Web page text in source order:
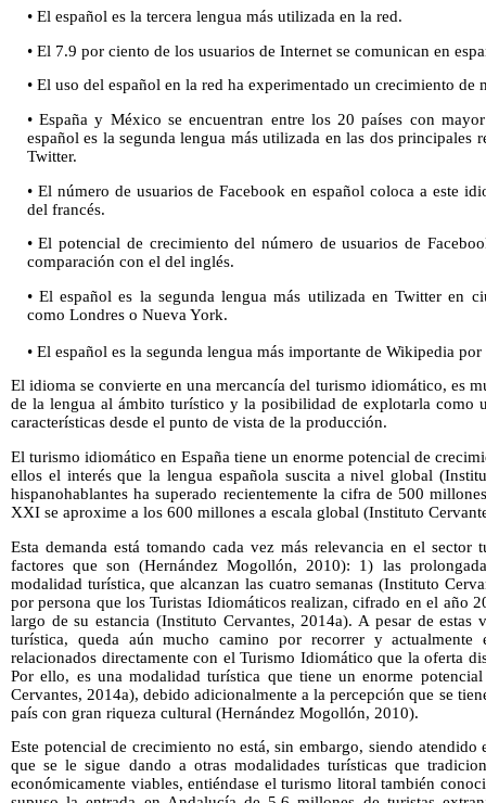
• El español es la tercera lengua más utilizada en la red.
• El 7.9 por ciento de los usuarios de Internet se comunican en
• El uso del español en la red ha experimentado un crecimiento
• España y México se encuentran entre los 20 países con
español es la segunda lengua más utilizada en las dos principales
Twitter.
• El número de usuarios de Facebook en español coloca a este
del francés.
• El potencial de crecimiento del número de usuarios de
comparación con el del inglés.
• El español es la segunda lengua más utilizada en Twitter en
como Londres o Nueva York.
• El español es la segunda lengua más importante de Wikipedia
El idioma se convierte en una mercancía del turismo idiomático, es
de la lengua al ámbito turístico y la posibilidad de explotarla como
características desde el punto de vista de la producción.
El turismo idiomático en España tiene un enorme potencial de
ellos el interés que la lengua española suscita a nivel global
hispanohablantes ha superado recientemente la cifra de 500
XXI se aproxime a los 600 millones a escala global (Instituto
Esta demanda está tomando cada vez más relevancia en el sector
factores que son (Hernández Mogollón, 2010): 1) las
modalidad turística, que alcanzan las cuatro semanas (Instituto
por persona que los Turistas Idiomáticos realizan, cifrado en el año
largo de su estancia (Instituto Cervantes, 2014a). A pesar de estas
turística, queda aún mucho camino por recorrer y actualmente
relacionados directamente con el Turismo Idiomático que la oferta
Por ello, es una modalidad turística que tiene un enorme
Cervantes, 2014a), debido adicionalmente a la percepción que se
país con gran riqueza cultural (Hernández Mogollón, 2010).
Este potencial de crecimiento no está, sin embargo, siendo
que se le sigue dando a otras modalidades turísticas que
económicamente viables, entiéndase el turismo litoral también